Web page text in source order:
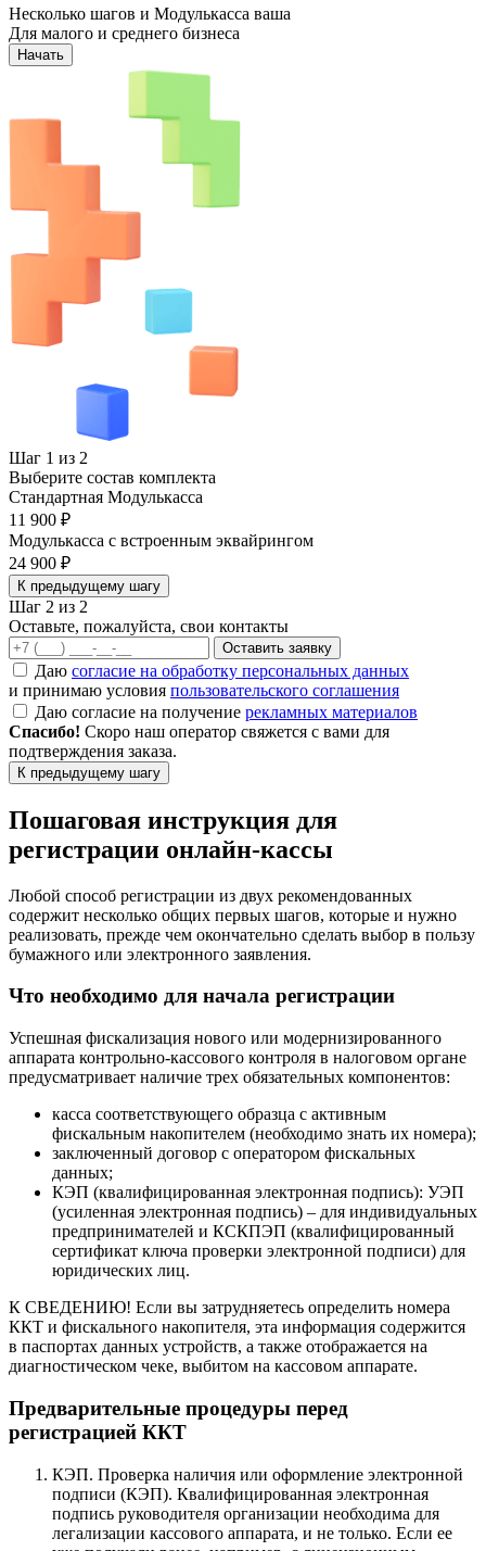
Несколько шагов и Модулькасса ваша
Для малого и среднего бизнеса
Начать
Шаг 1 из 2
Выберите состав комплекта
Стандартная Модулькасса
11 900 ₽
Модулькасса с встроенным эквайрингом
24 900 ₽
К предыдущему шагу
Шаг 2 из 2
Оставьте, пожалуйста, свои контакты
Оставить заявку
Даю согласие на обработку персональных данных
и принимаю условия пользовательского соглашения
Даю согласие на получение рекламных материалов
Спасибо! Скоро наш оператор свяжется с вами для
подтверждения заказа.
К предыдущему шагу
Пошаговая инструкция для
регистрации онлайн-кассы
Любой способ регистрации из двух рекомендованных
содержит несколько общих первых шагов, которые и нужно
реализовать, прежде чем окончательно сделать выбор в пользу
бумажного или электронного заявления.
Что необходимо для начала регистрации
Успешная фискализация нового или модернизированного
аппарата контрольно-кассового контроля в налоговом органе
предусматривает наличие трех обязательных компонентов:
касса соответствующего образца с активным
фискальным накопителем (необходимо знать их номера);
заключенный договор с оператором фискальных
данных;
КЭП (квалифицированная электронная подпись): УЭП
(усиленная электронная подпись) – для индивидуальных
предпринимателей и КСКПЭП (квалифицированный
сертификат ключа проверки электронной подписи) для
юридических лиц.
К СВЕДЕНИЮ! Если вы затрудняетесь определить номера
ККТ и фискального накопителя, эта информация содержится
в паспортах данных устройств, а также отображается на
диагностическом чеке, выбитом на кассовом аппарате.
Предварительные процедуры перед
регистрацией ККТ
КЭП. Проверка наличия или оформление электронной
подписи (КЭП). Квалифицированная электронная
подпись руководителя организации необходима для
легализации кассового аппарата, и не только. Если ее